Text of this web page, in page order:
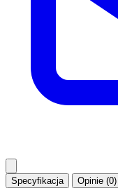
Specyfikacja Opinie (0)